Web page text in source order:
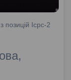
з позицій Icpc-2